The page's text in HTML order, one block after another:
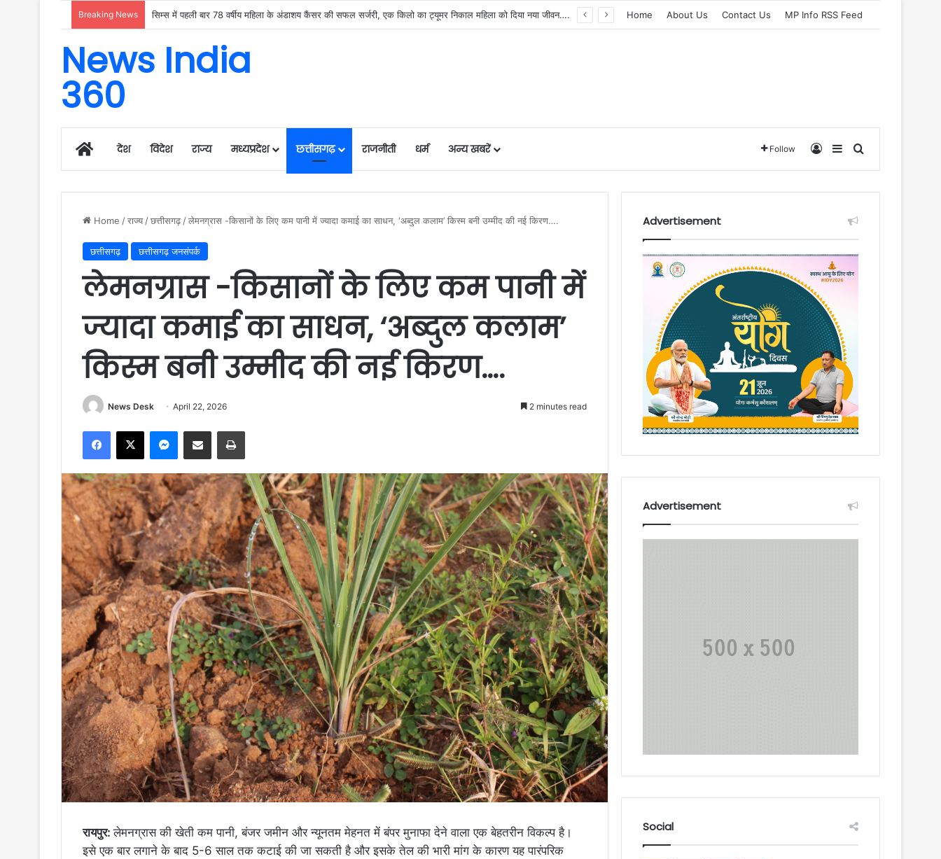
Breaking News मुख्यमंत्री विष्णुदेव साय के नेतृत्व में छत्तीसगढ़ को बड़ी उपलब्धि, SASCI 2026-27 के तहत प्रोत्साहन राशि प्राप्त करने वाला देश का पहला राज्य बना छत्तीसगढ़…. Home About Us Contact Us MP Info RSS Feed
News India
360
Homeदेश विदेश राज्य मध्यप्रदेश छत्तीसगढ़ राजनीती धर्म अन्य खबरें Follow Log InSidebarSearch for
Home /राज्य /छत्तीसगढ़ /लेमनग्रास -किसानों के लिए कम पानी में ज्यादा कमाई का साधन, ‘अब्दुल कलाम’ किस्म बनी उम्मीद की नई किरण….
छत्तीसगढ़ छत्तीसगढ़ जनसंपर्क
लेमनग्रास -किसानों के लिए कम पानी में
ज्यादा कमाई का साधन, ‘अब्दुल कलाम’
किस्म बनी उम्मीद की नई किरण….
News Desk April 22, 2026 2 minutes read
Facebook
X Messenger
Share via Email Print
रायपुर:लेमनग्रास की खेती कम पानी, बंजर जमीन और न्यूनतम मेहनत में बंपर मुनाफा देने वाला एक बेहतरीन विकल्प है।
इसे एक बार लगाने के बाद 5-6 साल तक कटाई की जा सकती है और इसके तेल की भारी मांग के कारण यह पारंपरिक
Advertisement
Advertisement
Social